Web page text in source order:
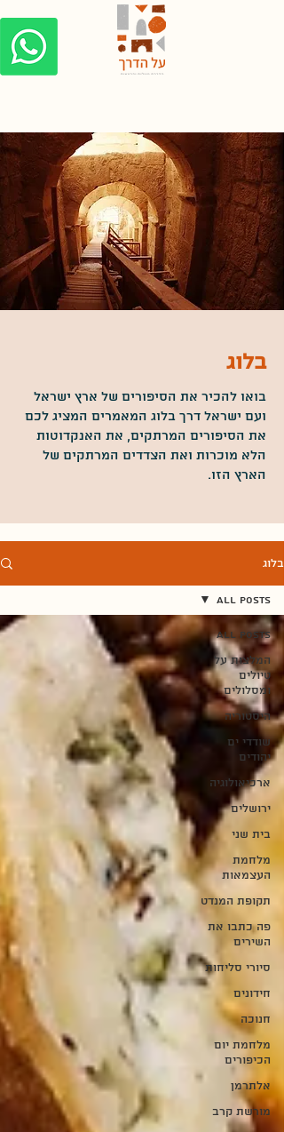
בלוג
בואו להכיר את הסיפורים של ארץ ישראל
ועם ישראל דרך בלוג המאמרים המציג לכם
את הסיפורים המרתקים, את האנקדוטות
הלא מוכרות ואת הצדדים המרתקים של
הארץ הזו.
בלוג
All Posts
המלצות על
טיולים
ומסלולים
היסטוריה
שודדי ים
יהודים
ארכיאולוגיה
ירושלים
בית שני
מלחמת
העצמאות
תקופת המנדט
פה כתבו את
השירים
סיורי סליחות
חידונים
חנוכה
מלחמת יום
הכיפורים
אלתרמן
מורשת קרב
All Posts